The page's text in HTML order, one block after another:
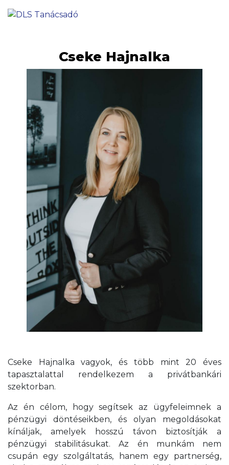
Cseke Hajnalka
Cseke Hajnalka vagyok, és több mint 20 éves
tapasztalattal rendelkezem a privátbankári
szektorban.
Az én célom, hogy segítsek az ügyfeleimnek a
pénzügyi döntéseikben, és olyan megoldásokat
kínáljak, amelyek hosszú távon biztosítják a
pénzügyi stabilitásukat. Az én munkám nem
csupán egy szolgáltatás, hanem egy partnerség,